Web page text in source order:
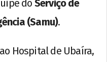
do Serviço de
(Samu).
Hospital de Ubaíra,